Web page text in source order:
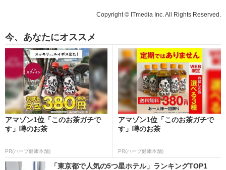
Copyright © ITmedia Inc. All Rights Reserved.
今、あなたにオススメ
アマゾン1位「このお茶ガチで
す」噂のお茶
PR(ハーブ健康本舗)
アマゾン1位「このお茶ガチで
す」噂のお茶
PR(ハーブ健康本舗)
「東京都で人気の5つ星ホテル」ランキングTOP1